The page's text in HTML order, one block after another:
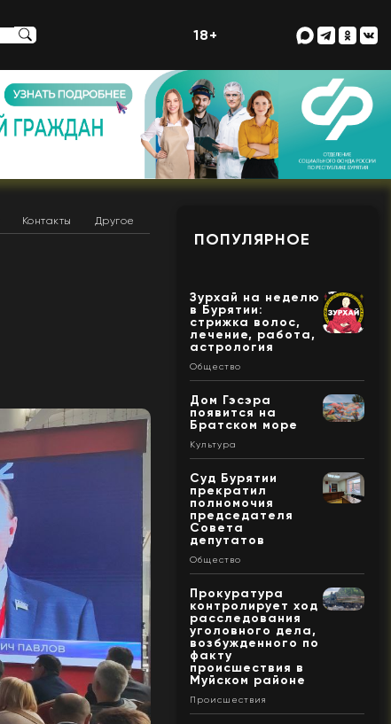
18+
Контакты Другое
ПОПУЛЯРНОЕ
Зурхай на неделю
в Бурятии:
стрижка волос,
лечение, работа,
астрология
Общество
Дом Гэсэра
появится на
Братском море
Культура
Суд Бурятии
прекратил
полномочия
председателя
Совета
депутатов
Общество
Прокуратура
контролирует ход
расследования
уголовного дела,
возбужденного по
факту
происшествия в
Муйском районе
Происшествия